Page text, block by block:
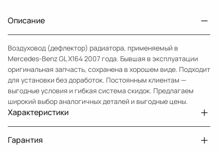
Описание
Воздуховод (дефлектор) радиатора, применяемый в
Mercedes-Benz GL X164 2007 года. Бывшая в эксплуатации
оригинальная запчасть, сохранена в хорошем виде. Подходит
для установки без доработок. Постоянным клиентам —
выгодные условия и гибкая система скидок. Предлагаем
широкий выбор аналогичных деталей и выгодные цены.
Характеристики
Гарантия